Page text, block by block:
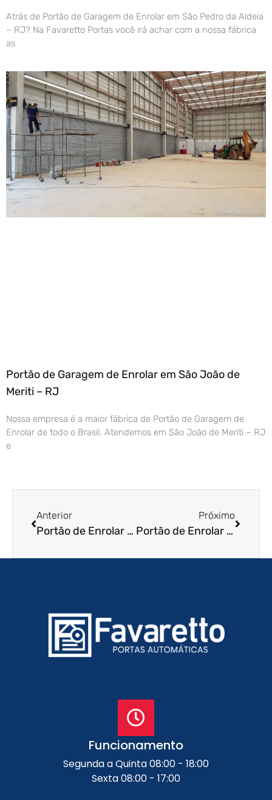
Atrás de Portão de Garagem de Enrolar em São Pedro da Aldeia
– RJ? Na Favaretto Portas você irá achar com a nossa fábrica
as
Portão de Garagem de Enrolar em São João de
Meriti – RJ
Nossa empresa é a maior fábrica de Portão de Garagem de
Enrolar de todo o Brasil. Atendemos em São João de Meriti – RJ
e
Anterior
Portão de Enrolar em Hortolândia – SP
Próximo
Portão de Enrolar Automático em São José dos Campos – SP
Funcionamento
Segunda a Quinta 08:00 - 18:00
Sexta 08:00 - 17:00